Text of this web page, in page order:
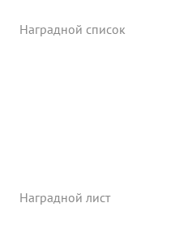
Наградной список
Наградной лист